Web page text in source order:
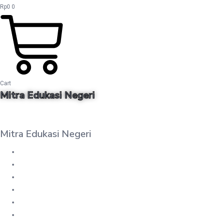
Rp0 0
Cart
Mitra Edukasi Negeri
Mitra Edukasi Negeri